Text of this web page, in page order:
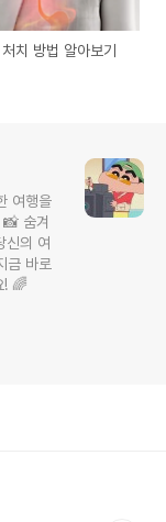
치 방법 알아보기
여행을
숨겨
신의 여
금 바로
! 🌈